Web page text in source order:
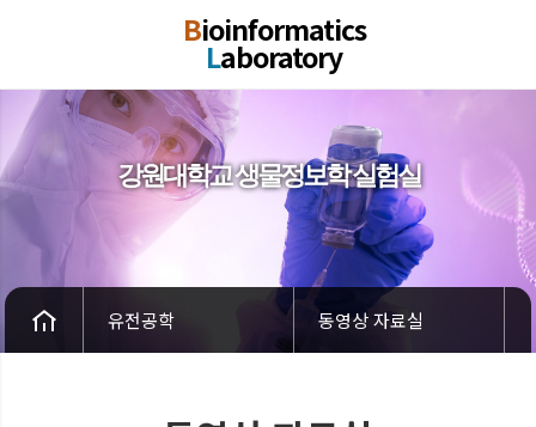
Bioinformatics
Laboratory
강원대학교 생물정보학 실험실
유전공학 동영상 자료실